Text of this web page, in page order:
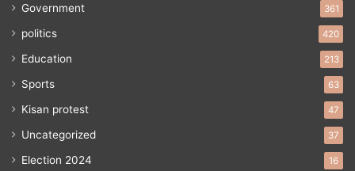
Government 361
politics 420
Education 213
Sports 63
Kisan protest 47
Uncategorized 37
Election 2024 16